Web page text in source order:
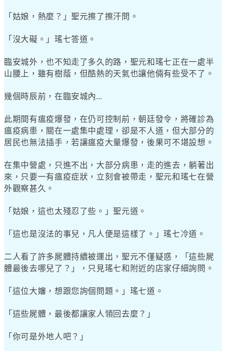
「姑娘，熱麼？」聖元擦了擦汗問。
「沒大礙。」瑤七答道。
臨安城外，也不知走了多久的路，聖元和瑤七正在一處半
山腰上，雖有樹蔭，但酷熱的天氣也讓他倆有些受不了。
幾個時辰前，在臨安城內…
此期間有瘟疫爆發，在仍可控制前，朝廷發令，將確診為
瘟疫病患，關在一處集中處理，卻是不人道，但大部分的
居民也無法插手，若讓瘟疫大量爆發，後果可不堪設想。
在集中營處，只進不出，大部分病患，走的進去，躺著出
來，只要一有瘟疫症狀，立刻會被帶走，聖元和瑤七在營
外觀察甚久。
「姑娘，這也太殘忍了些。」聖元道。
「這也是沒法的事兒，凡人便是這樣了。」瑤七冷道。
二人看了許多屍體持續被運出，聖元不僅疑惑，「這些屍
體最後去哪兒了？」，只見瑤七和附近的店家仔細詢問。
「這位大嬸，想跟您詢個問題。」瑤七道。
「這些屍體，最後都讓家人領回去麼？」
「你可是外地人吧？」